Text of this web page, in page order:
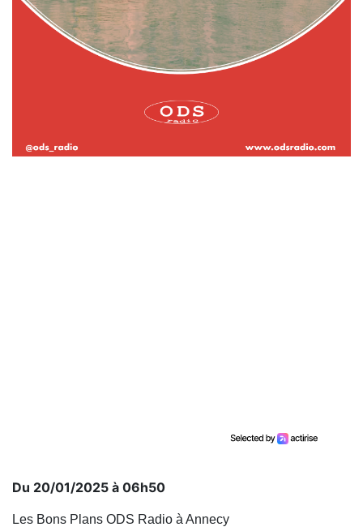
Du 20/01/2025 à 06h50
Les Bons Plans ODS Radio à Annecy